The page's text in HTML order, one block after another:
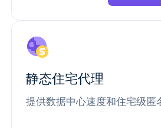
静态住宅代理
提供数据中心速度和住宅级匿